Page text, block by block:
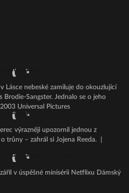
Lásce nebeské zamiluje do okouzlující
Brodie-Sangster. Jednalo se o jeho
Universal Pictures
výrazněji upozornil jednou z
trůny – zahrál si Jojena Reeda.
v úspěšné minisérii Netflixu Dámský